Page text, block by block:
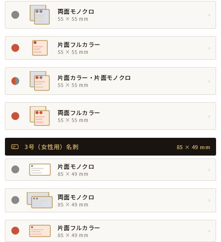
両面モノクロ
55 × 55 mm
›
片面フルカラー
55 × 55 mm
›
片面カラー・片面モノクロ
55 × 55 mm
›
両面フルカラー
55 × 55 mm
›
3号（女性用）名刺 85 × 49 mm
片面モノクロ
85 × 49 mm
›
両面モノクロ
85 × 49 mm
›
片面フルカラー
85 × 49 mm
›